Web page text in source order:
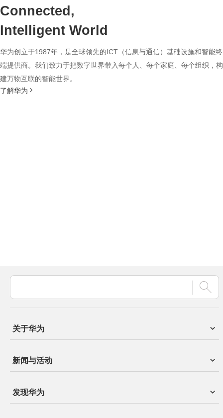
Connected,
Intelligent World
华为创立于1987年，是全球领先的ICT（信息与通信）基础设施和智能终
端提供商。我们致力于把数字世界带入每个人、每个家庭、每个组织，构
建万物互联的智能世界。
了解华为
关于华为
新闻与活动
发现华为